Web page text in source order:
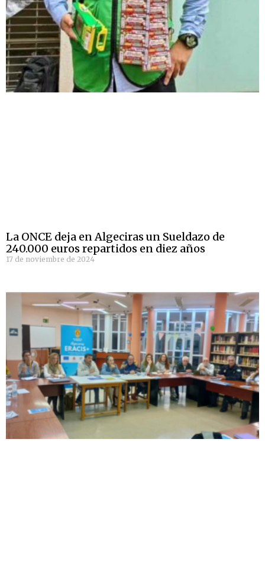
La ONCE deja en Algeciras un Sueldazo de
240.000 euros repartidos en diez años
17 de noviembre de 2024